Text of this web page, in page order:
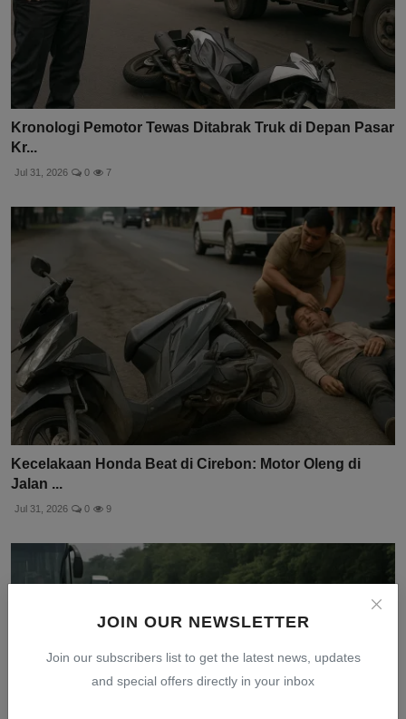
JOIN OUR NEWSLETTER
Join our subscribers list to get the latest news, updates
and special offers directly in your inbox
Kronologi Pemotor Tewas Ditabrak Truk di Depan Pasar
Kr...
Jul 31, 2026 0 7
Kecelakaan Honda Beat di Cirebon: Motor Oleng di
Jalan ...
Jul 31, 2026 0 9